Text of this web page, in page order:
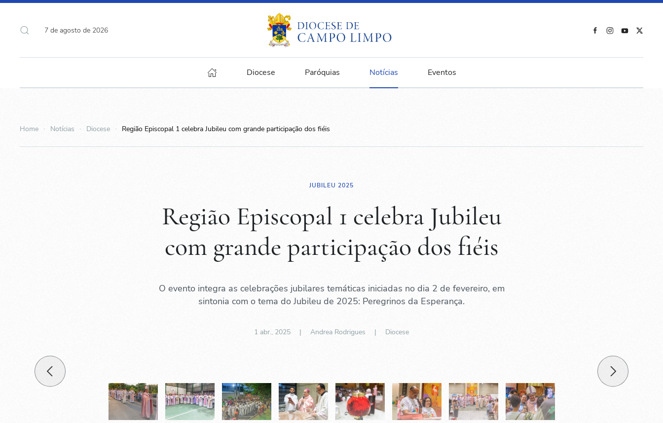
7 de agosto de 2026
Diocese Paróquias Notícias Eventos
Home Notícias Diocese Região Episcopal 1 celebra Jubileu com grande participação dos fiéis
JUBILEU 2025
Região Episcopal 1 celebra Jubileu
com grande participação dos fiéis
O evento integra as celebrações jubilares temáticas iniciadas no dia 2 de fevereiro, em
sintonia com o tema do Jubileu de 2025: Peregrinos da Esperança.
1 abr., 2025 | Andrea Rodrigues | Diocese